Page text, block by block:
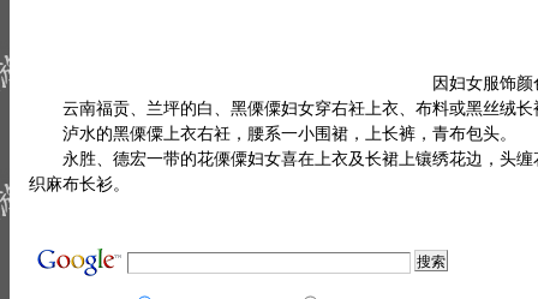
因妇女服饰颜
云南福贡、兰坪的白、黑傈僳妇女穿右衽上衣、布料或黑丝绒长
泸水的黑傈僳上衣右衽，腰系一小围裙，上长裤，青布包头。
永胜、德宏一带的花傈僳妇女喜在上衣及长裙上镶绣花边，头缠
织麻布长衫。